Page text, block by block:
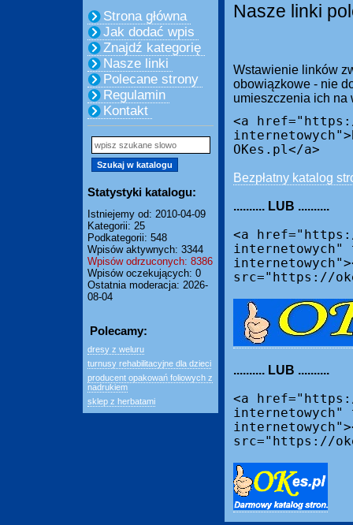
Strona główna
Jak dodać wpis
Znajdź kategorię
Nasze linki
Polecane strony
Regulamin
Kontakt
Statystyki katalogu:
Istniejemy od: 2010-04-09
Kategorii: 25
Podkategorii: 548
Wpisów aktywnych: 3344
Wpisów odrzuconych: 8386
Wpisów oczekujących: 0
Ostatnia moderacja: 2026-
08-04
Polecamy:
dresy z weluru
turnusy rehabilitacyjne dla dzieci
producent opakowań foliowych z
nadrukiem
sklep z herbatami
Nasze linki
Wstawienie linków
obowiązkowe - nie
umieszczenia ich na
<a
OKes.pl</a>
Bezpłatny katalog
.......... LUB ..........
<a
internetowych"
src="https://
.......... LUB ..........
<a
internetowych"
src="https://